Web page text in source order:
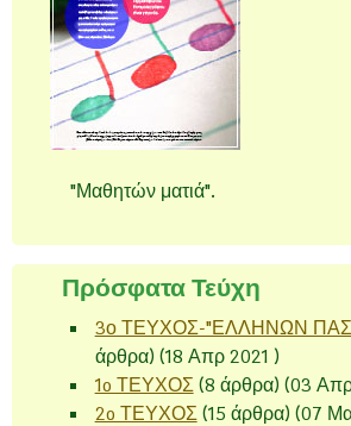
"Μαθητών ματιά".
Πρόσφατα Τεύχη
3ο ΤΕΥΧΟΣ-"ΕΛΛΗΝΩΝ
άρθρα) (18 Απρ 2021 )
1o ΤΕΥΧΟΣ (8 άρθρα) (03
2o ΤΕΥΧΟΣ (15 άρθρα) (07